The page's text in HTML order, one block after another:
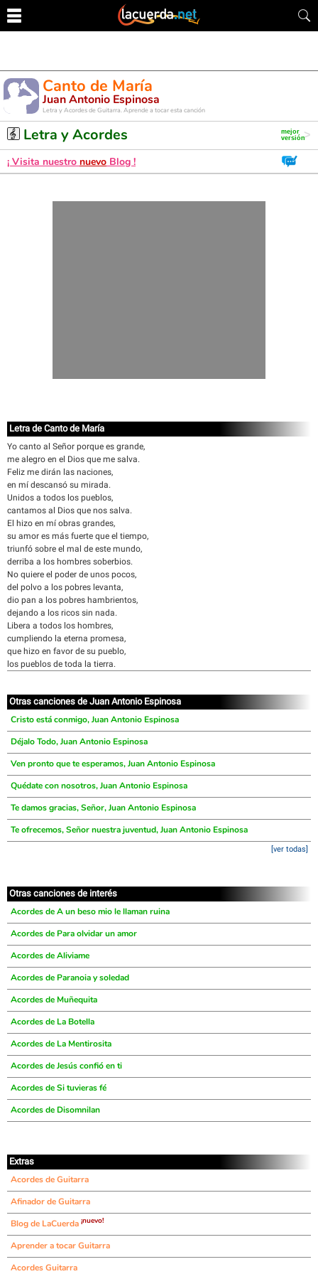
Canto de María
Juan Antonio Espinosa
Letra y Acordes de Guitarra. Aprende a tocar esta canción
Letra y Acordes
¡ Visita nuestro nuevo Blog !
Letra de Canto de María
Yo canto al Señor porque es grande,
me alegro en el Dios que me salva.
Feliz me dirán las naciones,
en mí descansó su mirada.
Unidos a todos los pueblos,
cantamos al Dios que nos salva.
El hizo en mí obras grandes,
su amor es más fuerte que el tiempo,
triunfó sobre el mal de este mundo,
derriba a los hombres soberbios.
No quiere el poder de unos pocos,
del polvo a los pobres levanta,
dio pan a los pobres hambrientos,
dejando a los ricos sin nada.
Libera a todos los hombres,
cumpliendo la eterna promesa,
que hizo en favor de su pueblo,
los pueblos de toda la tierra.
Otras canciones de Juan Antonio Espinosa
Cristo está conmigo, Juan Antonio Espinosa
Déjalo Todo, Juan Antonio Espinosa
Ven pronto que te esperamos, Juan Antonio Espinosa
Quédate con nosotros, Juan Antonio Espinosa
Te damos gracias, Señor, Juan Antonio Espinosa
Te ofrecemos, Señor nuestra juventud, Juan Antonio Espinosa
[ver todas]
Otras canciones de interés
Acordes de A un beso mio le llaman ruina
Acordes de Para olvidar un amor
Acordes de Aliviame
Acordes de Paranoia y soledad
Acordes de Muñequita
Acordes de La Botella
Acordes de La Mentirosita
Acordes de Jesús confió en ti
Acordes de Si tuvieras fé
Acordes de Disomnilan
Extras
Acordes de Guitarra
Afinador de Guitarra
Blog de LaCuerda ¡nuevo!
Aprender a tocar Guitarra
Acordes Guitarra